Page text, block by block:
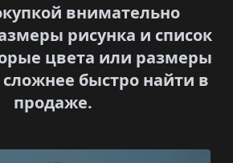
внимательно
рисунка и список
цвета или размеры
быстро найти в
продаже.